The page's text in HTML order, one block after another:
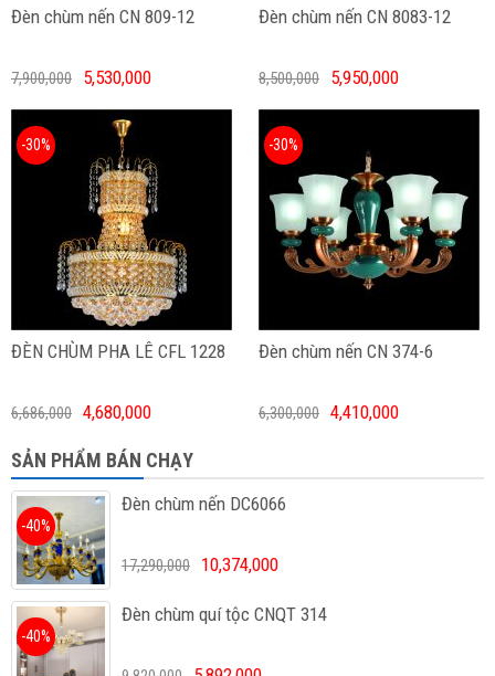
Đèn chùm nến CN 809-12
7,900,000 5,530,000
Đèn chùm nến CN 8083-12
8,500,000 5,950,000
ĐÈN CHÙM PHA LÊ CFL 1228
-30%
6,686,000 4,680,000
Đèn chùm nến CN 374-6
-30%
6,300,000 4,410,000
SẢN PHẨM BÁN CHẠY
Đèn chùm nến DC6066
-40%
17,290,000 10,374,000
Đèn chùm quí tộc CNQT 314
-40%